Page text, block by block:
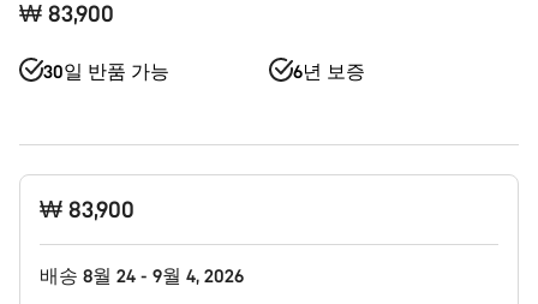
₩ 83,900
30일 반품 가능 6년 보증
제
₩ 83,900
배송 8월 24 - 9월 4, 2026